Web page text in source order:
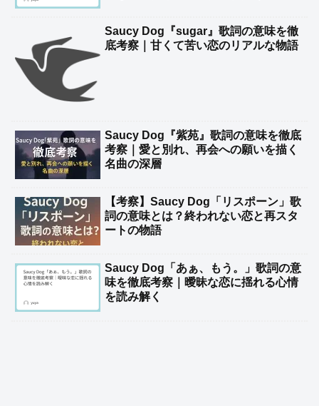
Saucy Dog『sugar』歌詞の意味を徹
底考察｜甘くて苦い恋のリアルな物語
Saucy Dog『紫苑』歌詞の意味を徹底
考察｜愛と別れ、再会への願いを描く
名曲の深層
【考察】Saucy Dog「リスポーン」歌
詞の意味とは？終われない恋と再スタ
ートの物語
Saucy Dog「あぁ、もう。」歌詞の意
味を徹底考察｜曖昧な恋に揺れる心情
を読み解く